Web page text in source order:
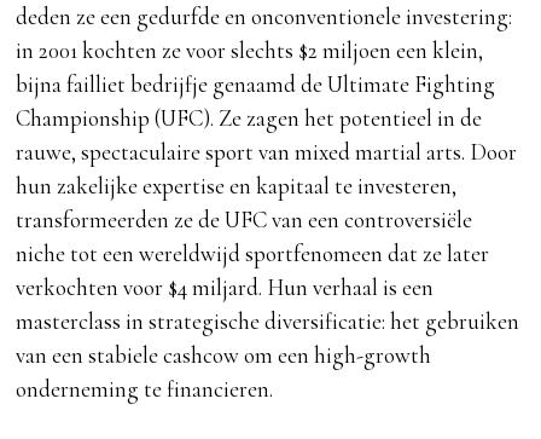
deden ze een gedurfde en onconventionele investering:
in 2001 kochten ze voor slechts $2 miljoen een klein,
bijna failliet bedrijfje genaamd de Ultimate Fighting
Championship (UFC). Ze zagen het potentieel in de
rauwe, spectaculaire sport van mixed martial arts. Door
hun zakelijke expertise en kapitaal te investeren,
transformeerden ze de UFC van een controversiële
niche tot een wereldwijd sportfenomeen dat ze later
verkochten voor $4 miljard. Hun verhaal is een
masterclass in strategische diversificatie: het gebruiken
van een stabiele cashcow om een high-growth
onderneming te financieren.